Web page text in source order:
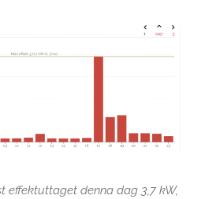
effektuttaget denna dag 3,7 kW,